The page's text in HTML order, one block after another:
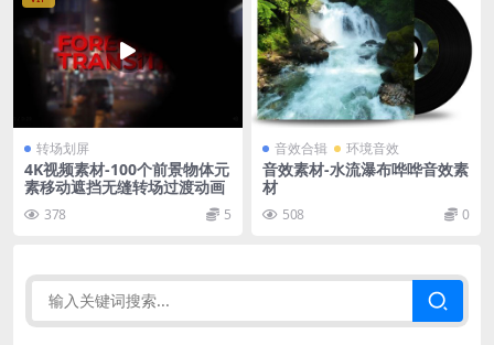
转场划屏
4K视频素材-100个前景物体元
素移动遮挡无缝转场过渡动画
378 5
音效合辑 环境音效
音效素材-水流瀑布哗哗音效素
材
508 0